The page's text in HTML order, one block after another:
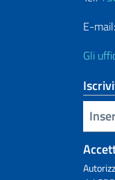
E-mail:
Gli
Inserisci la tua email